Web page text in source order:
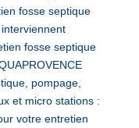
fosse septique
fosse septique
pompage,
et micro stations :
votre entretien